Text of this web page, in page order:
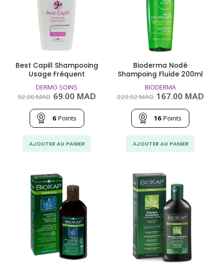
Best Capill Shampooing
Usage Fréquent
DERMO SOINS
92.00MAD Le
initial
était :
92.00
MAD.
69.00 MAD
6 Points
AJOUTER AU PANIER
Bioderma Nodé
Shampoing Fluide 200ml
BIODERMA
220.02MAD Le
initial
était :
220.02
MAD.
167.00 MAD
16 Points
AJOUTER AU PANIER